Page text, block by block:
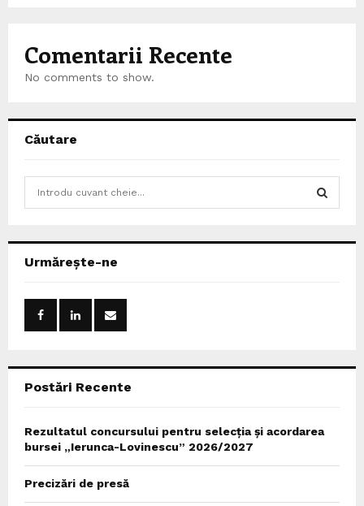
Comentarii Recente
No comments to show.
Căutare
h
Urmărește-ne
Postări Recente
Rezultatul concursului pentru selecția și acordarea
bursei „Ierunca-Lovinescu” 2026/2027
Precizări de presă